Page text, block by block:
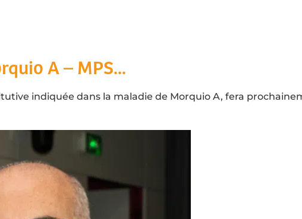
A – MPS...
indiquée dans la maladie de Morquio A, fera